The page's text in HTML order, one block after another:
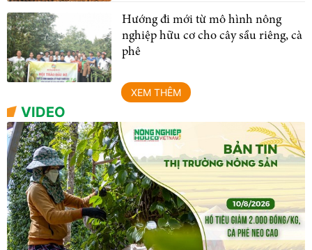
Hướng đi mới từ mô hình nông
nghiệp hữu cơ cho cây sầu riêng, cà
phê
XEM THÊM
VIDEO